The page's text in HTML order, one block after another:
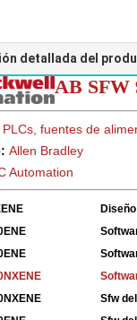
detallada del
AB SFW
PLCs, fuentes de
Allen Bradley
Automation
Sfw